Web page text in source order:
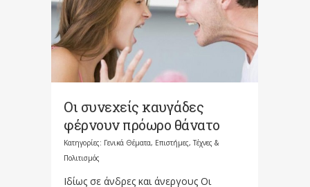
Οι συνεχείς καυγάδες
φέρνουν πρόωρο θάνατο
Κατηγορίες: Γενικά Θέματα, Επιστήμες, Τέχνες &
Πολιτισμός
Ιδίως σε άνδρες και άνεργους Οι